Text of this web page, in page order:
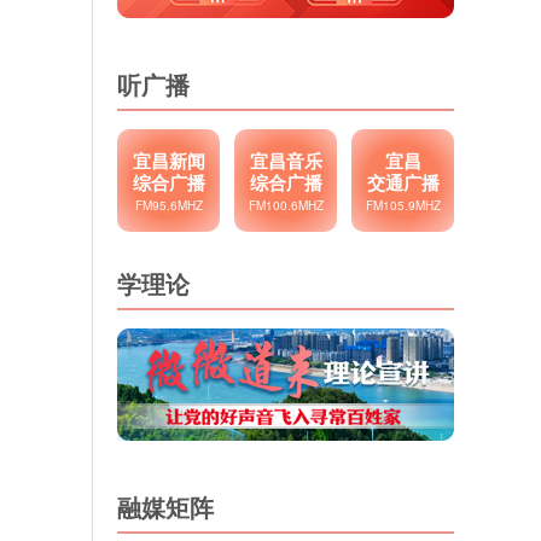
听广播
宜昌新闻
综合广播
FM95.6MHZ
宜昌音乐
综合广播
FM100.6MHZ
宜昌
交通广播
FM105.9MHZ
学理论
融媒矩阵